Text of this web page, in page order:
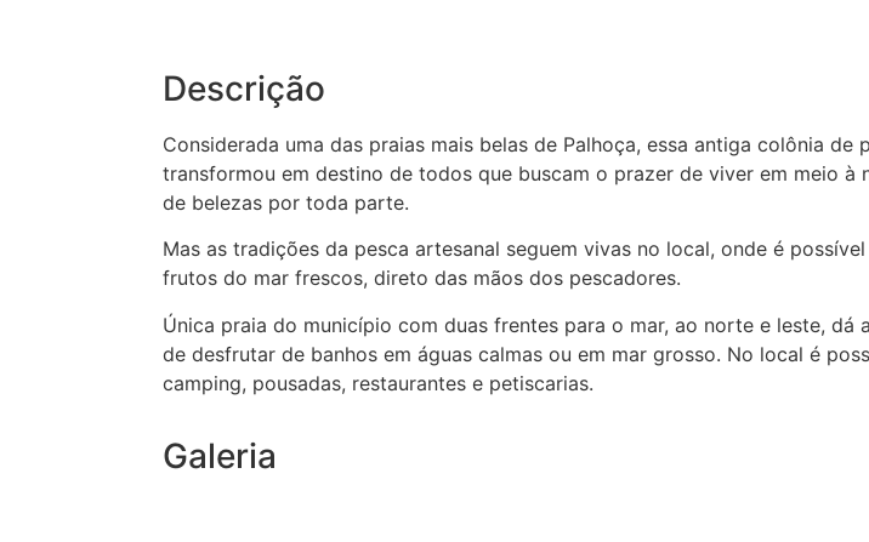
Descrição
Considerada uma das praias mais belas de Palhoça, essa antiga colônia de
transformou em destino de todos que buscam o prazer de viver em meio à
de belezas por toda parte.
Mas as tradições da pesca artesanal seguem vivas no local, onde é
frutos do mar frescos, direto das mãos dos pescadores.
Única praia do município com duas frentes para o mar, ao norte e leste, dá
de desfrutar de banhos em águas calmas ou em mar grosso. No local é
camping, pousadas, restaurantes e petiscarias.
Galeria